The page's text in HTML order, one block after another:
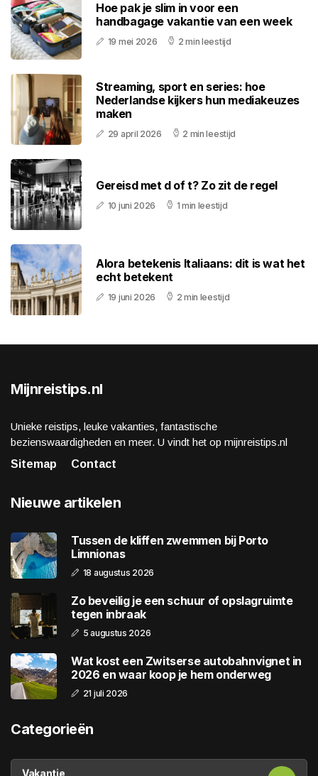
Hoe pak je slim in voor een
handbagage vakantie van een week
19 mei 2026 2 min leestijd
Streaming, sport en series: hoe
Nederlandse kijkers hun mediakeuzes
maken
29 april 2026 2 min leestijd
Gereisd met d of t? Zo zit de regel
10 juni 2026 1 min leestijd
Alora betekenis Italiaans: dit is wat het
echt betekent
19 juni 2026 2 min leestijd
Mijnreistips.nl
Unieke reistips, leuke vakanties, fantastische
bezienswaardigheden en meer. U vindt het op mijnreistips.nl
Sitemap
Contact
Nieuwe artikelen
Tussen de kliffen zwemmen bij Porto
Limnionas
18 augustus 2026
Zo beveilig je een schuur of opslagruimte
tegen inbraak
5 augustus 2026
Wat kost een Zwitserse autobahnvignet in
2026 en waar koop je hem onderweg
21 juli 2026
Categorieën
Vakantie